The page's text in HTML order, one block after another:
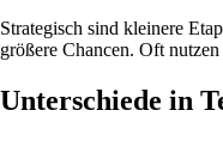
Strategisch sind kleinere
größere Chancen. Oft
Unterschiede in